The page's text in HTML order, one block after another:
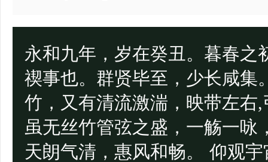
永和九年，岁在癸丑。暮春之
禊事也。群贤毕至，少长咸集
竹，又有清流激湍，映带左右
虽无丝竹管弦之盛，一觞一咏
天朗气清，惠风和畅。 仰观